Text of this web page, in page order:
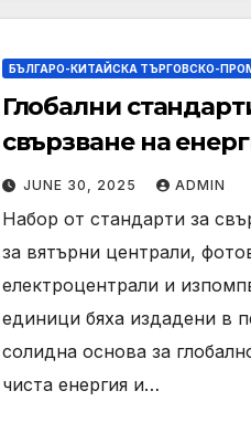
БЪЛГАРО-КИТАЙСКА ТЪРГОВСКО-
Глобални
свързване на
за повишаване на
зелено
JUNE 30, 2025 ADMIN
Набор от стандарти за
за вятърни централи,
електроцентрали и
единици бяха издадени в
солидна основа за
чиста енергия и…